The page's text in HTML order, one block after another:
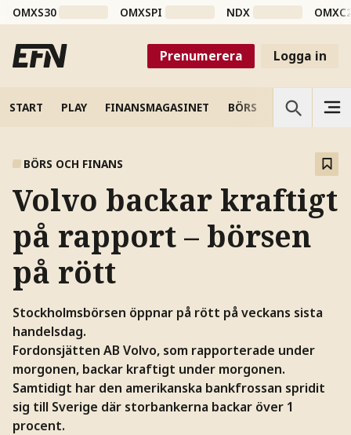
OMXS30 OMXSPI NDX
Prenumerera Logga in
START PLAY FINANSMAGASINET BÖRS VETENSKAP
BÖRS OCH FINANS
Volvo backar kraftigt
på rapport – börsen
på rött
Stockholmsbörsen öppnar på rött på veckans sista
handelsdag.
Fordonsjätten AB Volvo, som rapporterade under
morgonen, backar kraftigt under morgonen.
Samtidigt har den amerikanska bankfrossan spridit
sig till Sverige där storbankerna backar över 1
procent.